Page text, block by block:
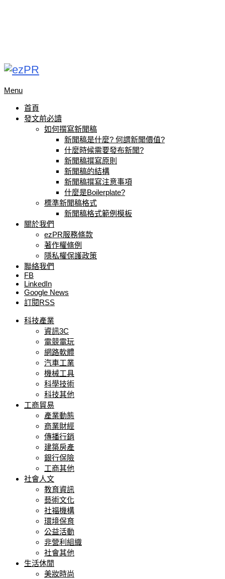
Menu
首頁
發文前必讀
如何撰寫新聞稿
新聞稿是什麼? 何謂新聞價值?
什麼時候需要發布新聞?
新聞稿撰寫原則
新聞稿的結構
新聞稿撰寫注意事項
什麼是Boilerplate?
標準新聞稿格式
新聞稿格式範例模板
關於我們
ezPR服務條款
著作權條例
隱私權保護政策
聯絡我們
FB
LinkedIn
Google News
訂閱RSS
科技產業
資訊3C
電競電玩
網路軟體
汽車工業
機械工具
科學技術
科技其他
工商貿易
產業動態
商業財經
傳播行銷
建築房產
銀行保險
工商其他
社會人文
教育資訊
藝術文化
社福機構
環境保育
公益活動
非營利組織
社會其他
生活休閒
美妝時尚